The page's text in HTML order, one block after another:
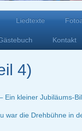
Liedtexte
Kontakt
4)
Ein kleiner Jubiläums-
war die Drehbühne in